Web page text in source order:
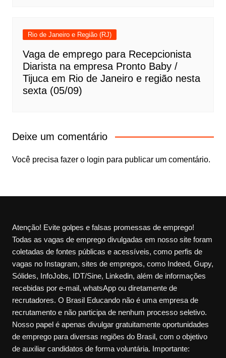
Rio de Janeiro e Região (RJ)
Vaga de emprego para Recepcionista
Diarista na empresa Pronto Baby /
Tijuca em Rio de Janeiro e região nesta
sexta (05/09)
Deixe um comentário
Você precisa fazer o login para publicar um comentário.
Atenção! Evite golpes e falsas promessas de emprego!
Todas as vagas de emprego divulgadas em nosso site foram
coletadas de fontes públicas e acessíveis, como perfis de
vagas no Instagram, sites de empregos, como Indeed, Gupy,
Sólides, InfoJobs, IDT/Sine, Linkedin, além de informações
recebidas por e-mail, whatsApp ou diretamente de
recrutadores. O Brasil Educando não é uma empresa de
recrutamento e não participa de nenhum processo seletivo.
Nosso papel é apenas divulgar gratuitamente oportunidades
de emprego para diversas regiões do Brasil, com o objetivo
de auxiliar candidatos de forma voluntária. Importante: